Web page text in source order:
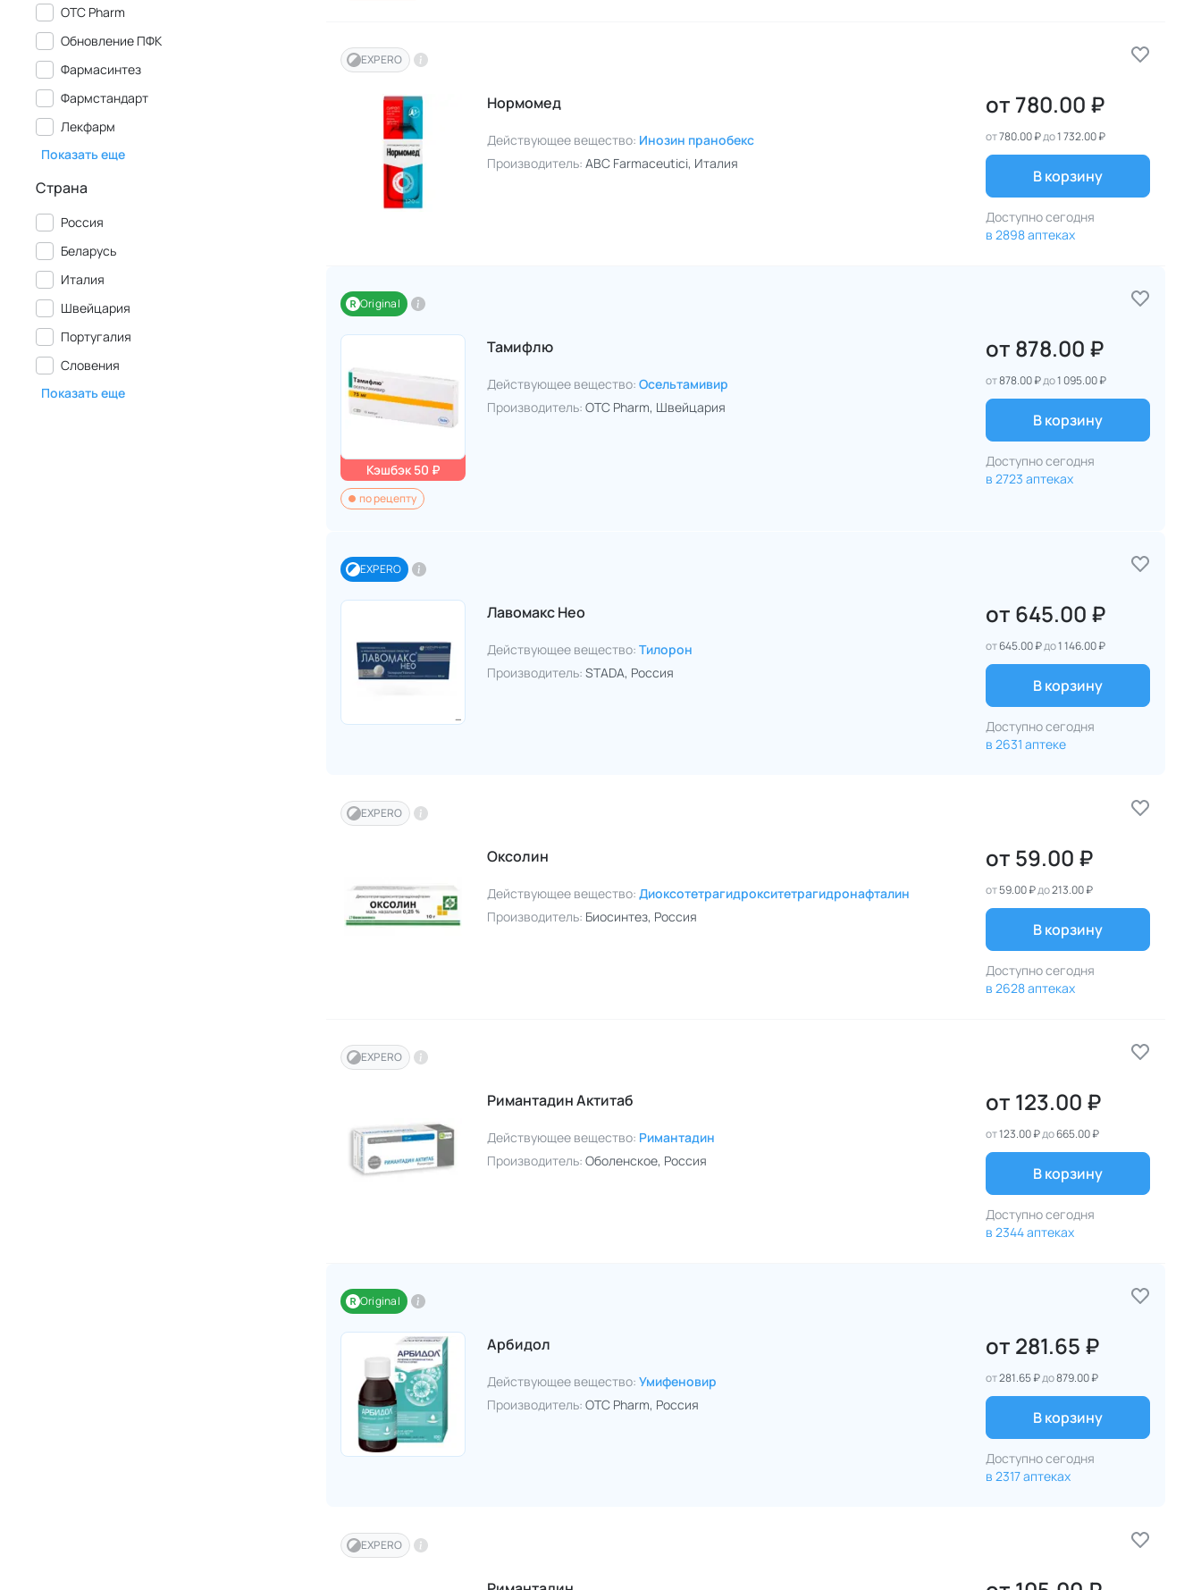
OTC Pharm
Обновление ПФК
Фармасинтез
Фармстандарт
Лекфарм
Показать еще
Страна
Россия
Беларусь
Италия
Швейцария
Португалия
Словения
Показать еще
EXPERO
Нормомед
Действующее вещество: Инозин пранобекс
Производитель: ABC Farmaceutici, Италия
от 780.00 ₽
от780.00 ₽до1 732.00 ₽
В корзину
Доступно сегодня
в 2898 аптеках
Original
Кэшбэк 50 ₽
по рецепту
Тамифлю
Действующее вещество: Осельтамивир
Производитель: OTC Pharm, Швейцария
от 878.00 ₽
от878.00 ₽до1 095.00 ₽
В корзину
Доступно сегодня
в 2723 аптеках
EXPERO
Лавомакс Нео
Действующее вещество: Тилорон
Производитель: STADA, Россия
от 645.00 ₽
от645.00 ₽до1 146.00 ₽
В корзину
Доступно сегодня
в 2631 аптеке
EXPERO
Оксолин
Действующее вещество: Диоксотетрагидрокситетрагидронафталин
Производитель: Биосинтез, Россия
от 59.00 ₽
от59.00 ₽до213.00 ₽
В корзину
Доступно сегодня
в 2628 аптеках
EXPERO
Римантадин Актитаб
Действующее вещество: Римантадин
Производитель: Оболенское, Россия
от 123.00 ₽
от123.00 ₽до665.00 ₽
В корзину
Доступно сегодня
в 2344 аптеках
Original
Арбидол
Действующее вещество: Умифеновир
Производитель: OTC Pharm, Россия
от 281.65 ₽
от281.65 ₽до879.00 ₽
В корзину
Доступно сегодня
в 2317 аптеках
EXPERO